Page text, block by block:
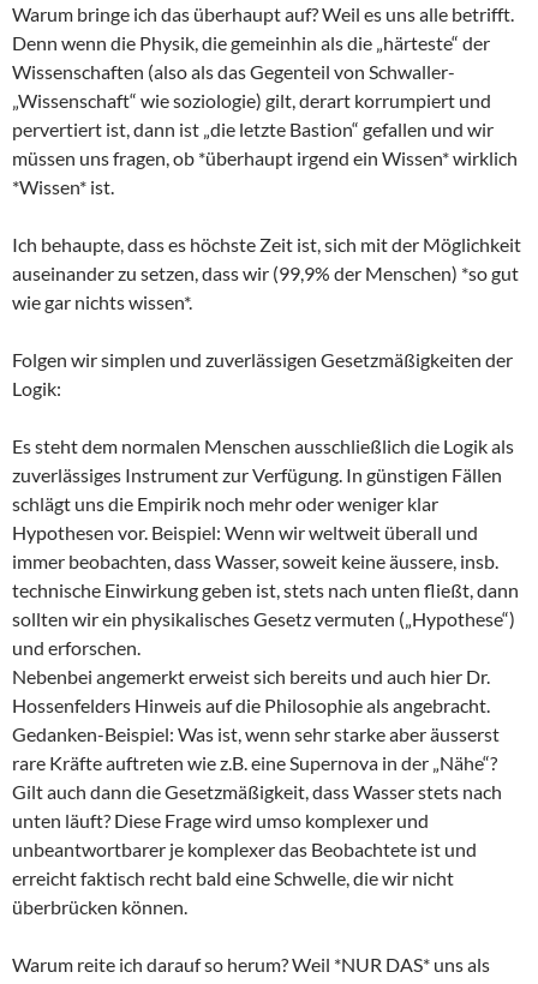
Warum bringe ich das überhaupt auf? Weil es uns alle betrifft.
Denn wenn die Physik, die gemeinhin als die „härteste“ der
Wissenschaften (also als das Gegenteil von Schwaller-
„Wissenschaft“ wie soziologie) gilt, derart korrumpiert und
pervertiert ist, dann ist „die letzte Bastion“ gefallen und wir
müssen uns fragen, ob *überhaupt irgend ein Wissen* wirklich
*Wissen* ist.
Ich behaupte, dass es höchste Zeit ist, sich mit der Möglichkeit
auseinander zu setzen, dass wir (99,9% der Menschen) *so gut
wie gar nichts wissen*.
Folgen wir simplen und zuverlässigen Gesetzmäßigkeiten der
Logik:
Es steht dem normalen Menschen ausschließlich die Logik als
zuverlässiges Instrument zur Verfügung. In günstigen Fällen
schlägt uns die Empirik noch mehr oder weniger klar
Hypothesen vor. Beispiel: Wenn wir weltweit überall und
immer beobachten, dass Wasser, soweit keine äussere, insb.
technische Einwirkung geben ist, stets nach unten fließt, dann
sollten wir ein physikalisches Gesetz vermuten („Hypothese“)
und erforschen.
Nebenbei angemerkt erweist sich bereits und auch hier Dr.
Hossenfelders Hinweis auf die Philosophie als angebracht.
Gedanken-Beispiel: Was ist, wenn sehr starke aber äusserst
rare Kräfte auftreten wie z.B. eine Supernova in der „Nähe“?
Gilt auch dann die Gesetzmäßigkeit, dass Wasser stets nach
unten läuft? Diese Frage wird umso komplexer und
unbeantwortbarer je komplexer das Beobachtete ist und
erreicht faktisch recht bald eine Schwelle, die wir nicht
überbrücken können.
Warum reite ich darauf so herum? Weil *NUR DAS* uns als